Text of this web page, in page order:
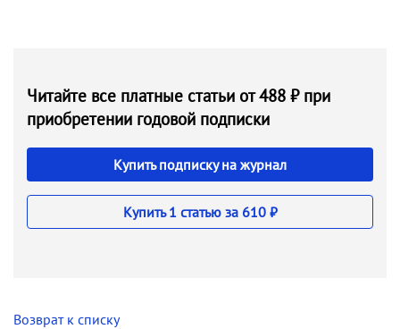
Читайте все платные статьи от 488 ₽ при
приобретении годовой подписки
Купить подписку на журнал
Купить 1 статью за 610 ₽
Возврат к списку